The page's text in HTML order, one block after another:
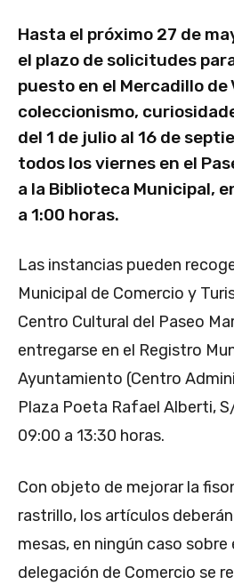
Hasta el próximo 27 de
el plazo de solicitudes
puesto en el Mercadillo de
coleccionismo,
del 1 de julio al 16 de
todos los viernes en el
a la Biblioteca Municipal,
a 1:00 horas.
Las instancias pueden
Municipal de Comercio y
Centro Cultural del Paseo
entregarse en el Registro
Ayuntamiento (Centro
Plaza Poeta Rafael Alberti,
09:00 a 13:30 horas.
Con objeto de mejorar la
rastrillo, los artículos
mesas, en ningún caso sobre
delegación de Comercio se